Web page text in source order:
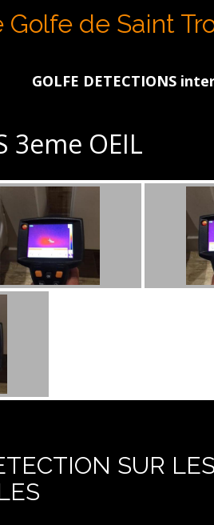
de Saint
GOLFE DETECTIONS
3eme OEIL
SUR